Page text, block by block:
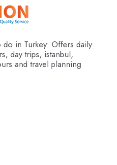
in Turkey: Offers daily
day trips, istanbul,
and travel planning